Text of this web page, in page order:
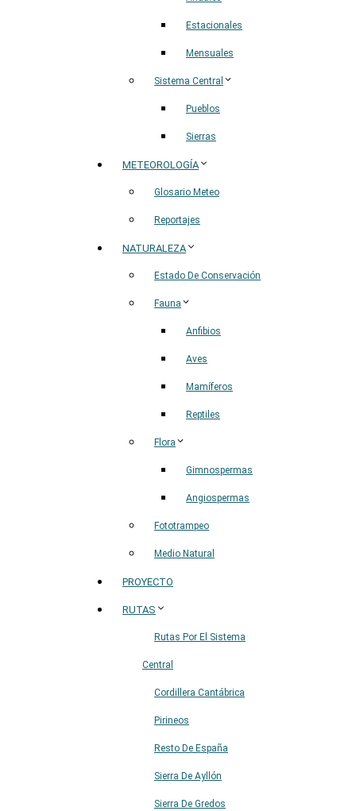
Estacionales
Mensuales
Sistema Central
Pueblos
Sierras
METEOROLOGÍA
Glosario Meteo
Reportajes
NATURALEZA
Estado De Conservación
Fauna
Anfibios
Aves
Mamíferos
Reptiles
Flora
Gimnospermas
Angiospermas
Fototrampeo
Medio Natural
PROYECTO
RUTAS
Rutas Por El Sistema
Central
Cordillera Cantábrica
Pirineos
Resto De España
Sierra De Ayllón
Sierra De Gredos